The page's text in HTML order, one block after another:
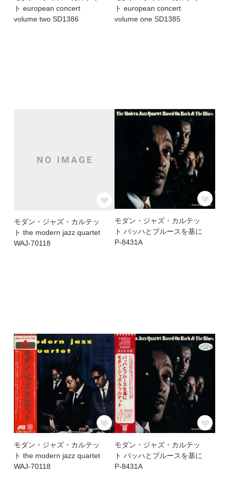
ト european concert
volume two SD1386
ト european concert
volume one SD1385
モダン・ジャズ・カルテッ
ト the modern jazz quartet
WAJ-70118
モダン・ジャズ・カルテッ
ト バッハとブルースを基に
P-8431A
モダン・ジャズ・カルテッ
ト the modern jazz quartet
WAJ-70118
モダン・ジャズ・カルテッ
ト バッハとブルースを基に
P-8431A